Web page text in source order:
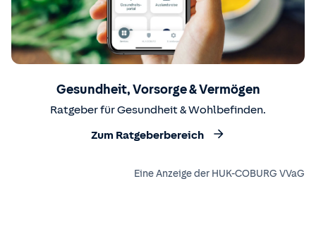
Gesundheit, Vorsorge & Vermögen
Ratgeber für Gesundheit & Wohlbefinden.
Zum Ratgeberbereich
Eine Anzeige der HUK-COBURG VVaG